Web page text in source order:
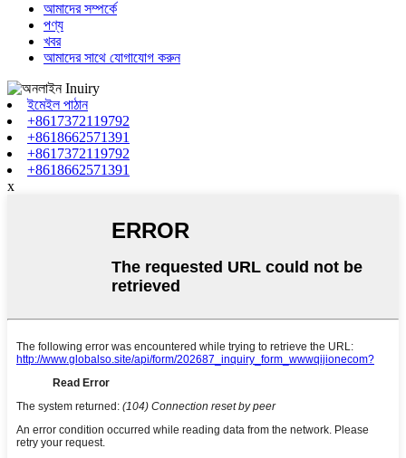
আমাদের সম্পর্কে
পণ্য
খবর
আমাদের সাথে যোগাযোগ করুন
ইমেইল পাঠান
+8617372119792
+8618662571391
+8617372119792
+8618662571391
x